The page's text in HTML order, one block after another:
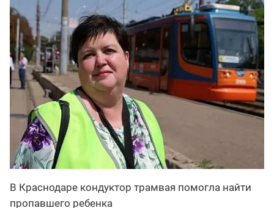
В Краснодаре кондуктор трамвая помогла найти
пропавшего ребенка